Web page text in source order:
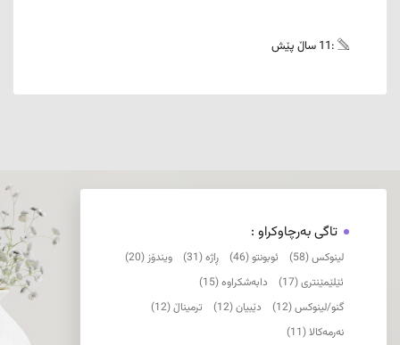
:11 ساڵ پێش
تاگی بەرچاوکراو :
لینوکس (58) ئوبونتو (46) ڕاژە (31)
ویندۆز (20)
ئێلێمێنتری (17)
دابەشکراوە (15)
گنو/لینوکس (12)
دێبیان (12)
ترمیناڵ (12)
نەرمەکالا (11)